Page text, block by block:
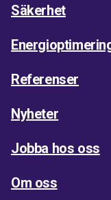
Säkerhet
Referenser
Nyheter
Jobba hos oss
Om oss